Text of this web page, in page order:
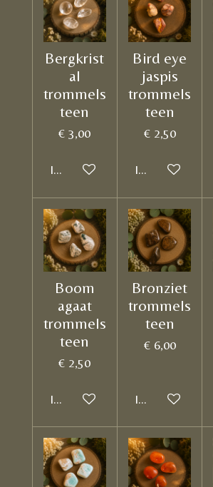
Bergkrist
al
trommels
teen
€ 3,00
In winkelwagen
Bird eye
jaspis
trommels
teen
€ 2,50
In winkelwagen
Boom
agaat
trommels
teen
€ 2,50
In winkelwagen
Bronziet
trommels
teen
€ 6,00
In winkelwagen